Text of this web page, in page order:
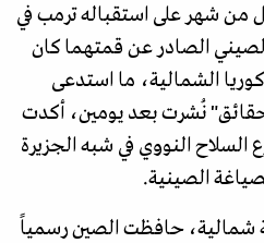
من شهر على استقباله ترمب في
الصيني الصادر عن قمتهما كان
الشمالية، ما استدعى
نُشرت بعد يومين، أكدت
السلاح النووي في شبه الجزيرة
الصينية.
شمالية، حافظت الصين رسمياً